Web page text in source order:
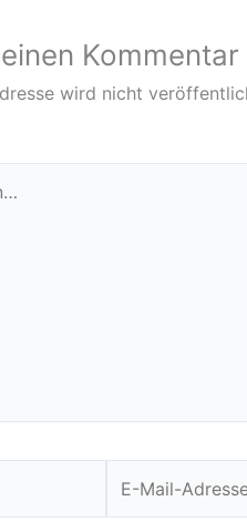
Kommentar
wird nicht
Mail-